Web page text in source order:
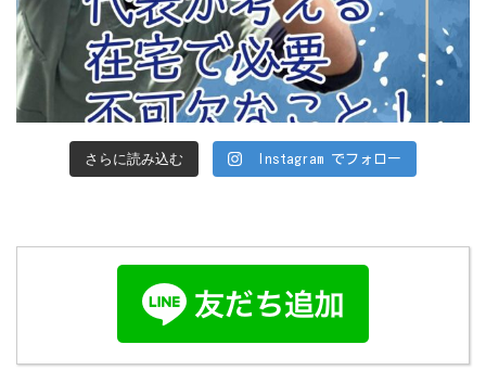
さらに読み込む Instagram でフォロー